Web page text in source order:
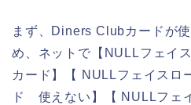
まず、Diners Clubカードが
め、ネットで【NULLフェイ
カード】【 NULLフェイスロ
ド 使えない】【 NULLフェ